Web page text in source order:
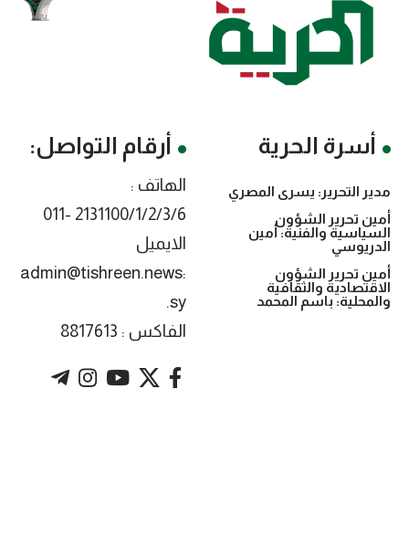
أسرة الحرية
مدير التحرير: يسرى المصري
أمين تحرير الشؤون
السياسية والفنية: أمين
الدريوسي
أمين تحرير الشؤون
الاقتصادية والثقافية
والمحلية: باسم المحمد
أرقام التواصل:
الهاتف :
2131100/1/2/3/6 -011
الايميل
:admin@tishreen.news
.sy
الفاكس : 8817613